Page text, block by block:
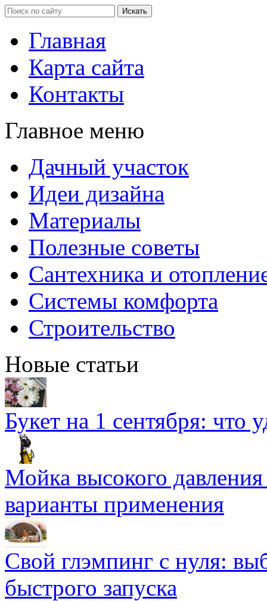
Главная
Карта сайта
Контакты
Главное меню
Дачный участок
Идеи дизайна
Материалы
Полезные советы
Сантехника и
Системы комфорта
Строительство
Новые статьи
Букет на 1 сентября: что
Мойка высокого
варианты применения
Свой глэмпинг с нуля:
быстрого запуска